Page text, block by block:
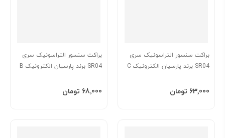
براکت سنسور التراسونیک سری
SR04 برند پارسیان الکترونیک-C
‎63٬000 تومان
افزودن به سبد
براکت سنسور التراسونیک سری
SR04 برند پارسیان الکترونیک-B
‎68٬000 تومان
افزودن به سبد